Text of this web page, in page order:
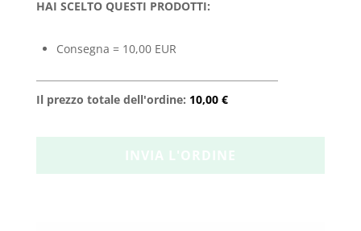
HAI SCELTO QUESTI PRODOTTI:
Consegna = 10,00 EUR
Il prezzo totale dell'ordine: 10,00 €